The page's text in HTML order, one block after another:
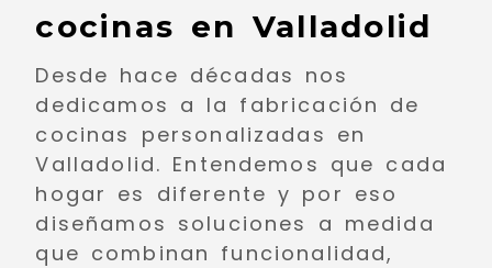
cocinas en Valladolid
Desde hace décadas nos
dedicamos a la fabricación de
cocinas personalizadas en
Valladolid. Entendemos que cada
hogar es diferente y por eso
diseñamos soluciones a medida
que combinan funcionalidad,